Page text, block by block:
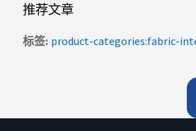
推荐文章
标签 product-categories:fabric-